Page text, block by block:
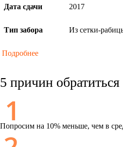
Дата сдачи
2017
Тип забора Из сетки-
Подробнее
5 причин
Попросим на 10% меньше, чем в